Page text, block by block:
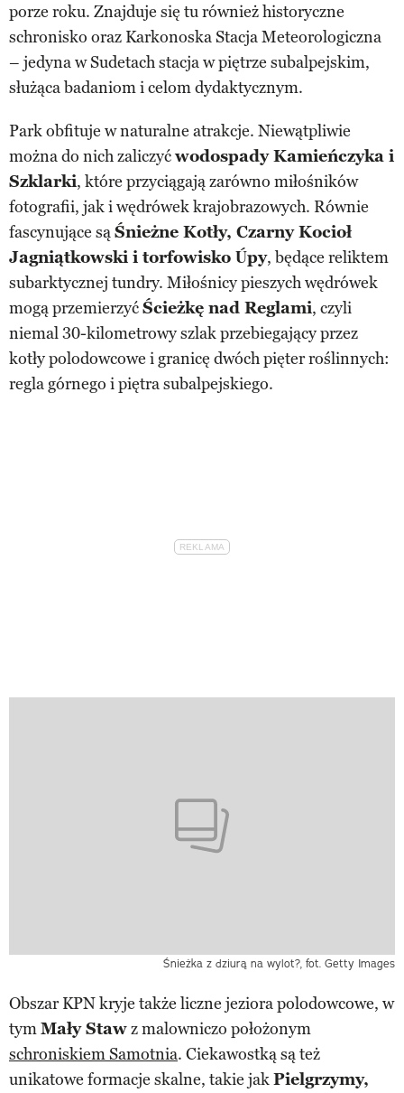
porze roku. Znajduje się tu również historyczne
schronisko oraz Karkonoska Stacja Meteorologiczna
– jedyna w Sudetach stacja w piętrze subalpejskim,
służąca badaniom i celom dydaktycznym.
Park obfituje w naturalne atrakcje. Niewątpliwie
można do nich zaliczyćwodospady Kamieńczyka i
Szklarki, które przyciągają zarówno miłośników
fotografii, jak i wędrówek krajobrazowych. Równie
fascynujące sąŚnieżne Kotły, Czarny Kocioł
Jagniątkowski i torfowisko Úpy, będące reliktem
subarktycznej tundry. Miłośnicy pieszych wędrówek
mogą przemierzyćŚcieżkę nad Reglami, czyli
niemal 30-kilometrowy szlak przebiegający przez
kotły polodowcowe i granicę dwóch pięter roślinnych:
regla górnego i piętra subalpejskiego.
Śnieżka z dziurą na wylot?, fot. Getty Images
Obszar KPN kryje także liczne jeziora polodowcowe, w
tymMały Stawz malowniczo położonym
schroniskiem Samotnia. Ciekawostką są też
unikatowe formacje skalne, takie jakPielgrzymy,